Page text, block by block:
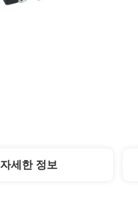
자세한 정보